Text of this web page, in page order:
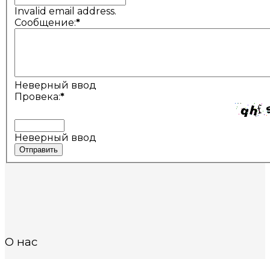
Invalid email address.
Сообщение:*
Неверный ввод
Провека:*
Неверный ввод
Отправить
О нас